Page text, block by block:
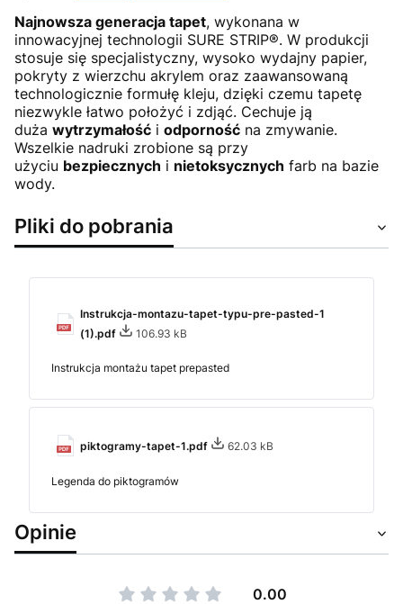
Najnowsza generacja tapet, wykonana w
innowacyjnej technologii SURE STRIP®. W produkcji
stosuje się specjalistyczny, wysoko wydajny papier,
pokryty z wierzchu akrylem oraz zaawansowaną
technologicznie formułę kleju, dzięki czemu tapetę
niezwykle łatwo położyć i zdjąć. Cechuje ją
duża wytrzymałość i odporność na zmywanie.
Wszelkie nadruki zrobione są przy
użyciu bezpiecznych i nietoksycznych farb na bazie
wody.
Pliki do pobrania
Instrukcja-montazu-tapet-typu-pre-pasted-1
(1).pdf
106.93 kB
Instrukcja montażu tapet prepasted
piktogramy-tapet-1.pdf 62.03 kB
Legenda do piktogramów
Opinie
0.00